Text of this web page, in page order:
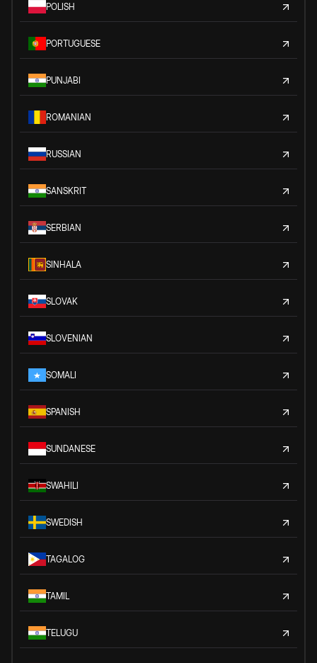
POLISH
PORTUGUESE
PUNJABI
ROMANIAN
RUSSIAN
SANSKRIT
SERBIAN
SINHALA
SLOVAK
SLOVENIAN
SOMALI
SPANISH
SUNDANESE
SWAHILI
SWEDISH
TAGALOG
TAMIL
TELUGU